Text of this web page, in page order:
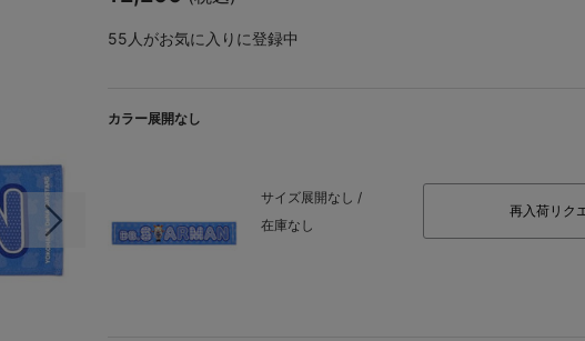
次の画像
55人がお気に入りに登録中
カラー展開なし
サイズ展開なし /
在庫なし
再入荷リク